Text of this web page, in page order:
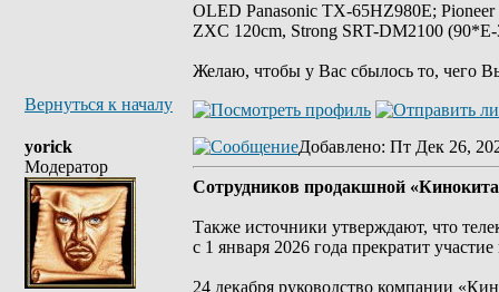
OLED Panasonic TX-65HZ980E;
ZXC 120cm, Strong SRT-DM2100
Желаю, чтобы у Вас сбылось то, чего
Вернуться к началу
yorick
Модератор
Добавлено: Пт Дек 26,
Сотрудников продакшной
Также источники утверждают, что
с 1 января 2026 года прекратит
24 декабря руководство компании